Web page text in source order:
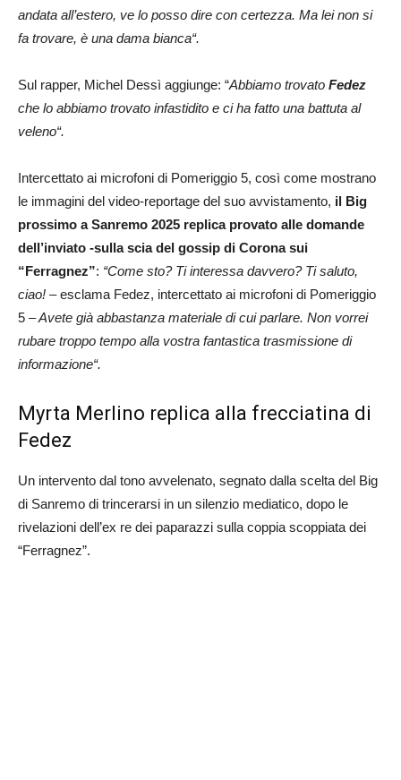
andata all’estero, ve lo posso dire con certezza. Ma lei non si
fa trovare, è una dama bianca“.
Sul rapper, Michel Dessì aggiunge: “Abbiamo trovato Fedez
che lo abbiamo trovato infastidito e ci ha fatto una battuta al
veleno“.
Intercettato ai microfoni di Pomeriggio 5, così come mostrano
le immagini del video-reportage del suo avvistamento, il Big
prossimo a Sanremo 2025 replica provato alle domande
dell’inviato -sulla scia del gossip di Corona sui
“Ferragnez”: “Come sto? Ti interessa davvero? Ti saluto,
ciao! –esclama Fedez, intercettato ai microfoni di Pomeriggio
5 – Avete già abbastanza materiale di cui parlare. Non vorrei
rubare troppo tempo alla vostra fantastica trasmissione di
informazione“.
Myrta Merlino replica alla frecciatina di
Fedez
Un intervento dal tono avvelenato, segnato dalla scelta del Big
di Sanremo di trincerarsi in un silenzio mediatico, dopo le
rivelazioni dell’ex re dei paparazzi sulla coppia scoppiata dei
“Ferragnez”.